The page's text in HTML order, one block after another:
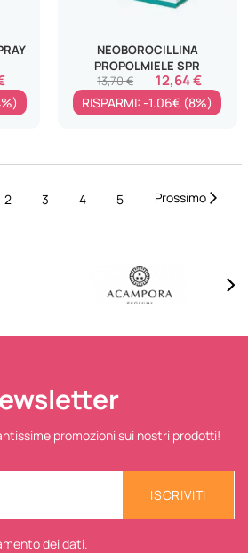
NEOBOROCILLINA
PROPOLMIELE SPR
12,64 €
13,70 €
RISPARMI: -1.06€ (8%)
Pagina
2 Pagina
3 Pagina
4 Pagina
5
promozioni sui nostri prodotti!
ISCRIVITI
dei dati.